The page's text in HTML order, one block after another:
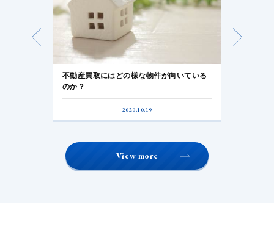
不動産買取にはどの様な物件が向いている
のか？
2020.10.19
View more